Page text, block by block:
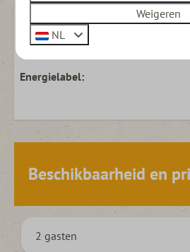
Er bestaat een kleine kans dat je
krijgt, bijvoorbeeld in het geval
dan vergelijkbare of betere
Energielabel:
Beschikbaarheid en
2 gasten
Weigeren
NL